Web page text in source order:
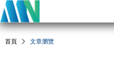
首頁 文章瀏覽